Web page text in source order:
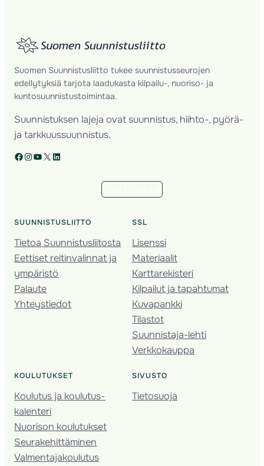
Suomen Suunnistusliitto tukee suunnistusseurojen
edellytyksiä tarjota laadukasta kilpailu-, nuoriso- ja
kuntosuunnistustoimintaa.
Suunnistuksen lajeja ovat suunnistus, hiihto-, pyörä-
ja tarkkuussuunnistus.
Facebook Instagram YouTube X LinkedIn
SUUNNISTUSLIITTO
Tietoa Suunnistusliitosta
Eettiset reitinvalinnat ja
ympäristö
Palaute
Yhteystiedot
SSL
Lisenssi
Materiaalit
Karttarekisteri
Kilpailut ja tapahtumat
Kuvapankki
Tilastot
Suunnistaja-lehti
Verkkokauppa
KOULUTUKSET
Koulutus ja koulutus­
kalenteri
Nuorison koulutukset
Seura­kehittäminen
Valmentaja­koulutus
SIVUSTO
Tietosuoja